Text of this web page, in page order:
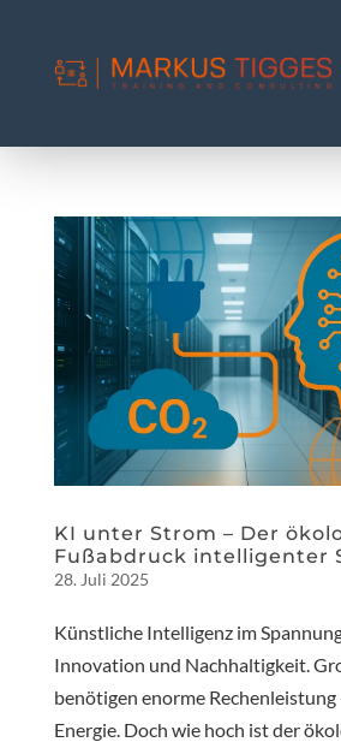
KI unter Strom – Der
Fußabdruck intelligenter
28. Juli 2025
Künstliche Intelligenz im
Innovation und Nachhaltigkeit.
benötigen enorme
Energie. Doch wie hoch ist der